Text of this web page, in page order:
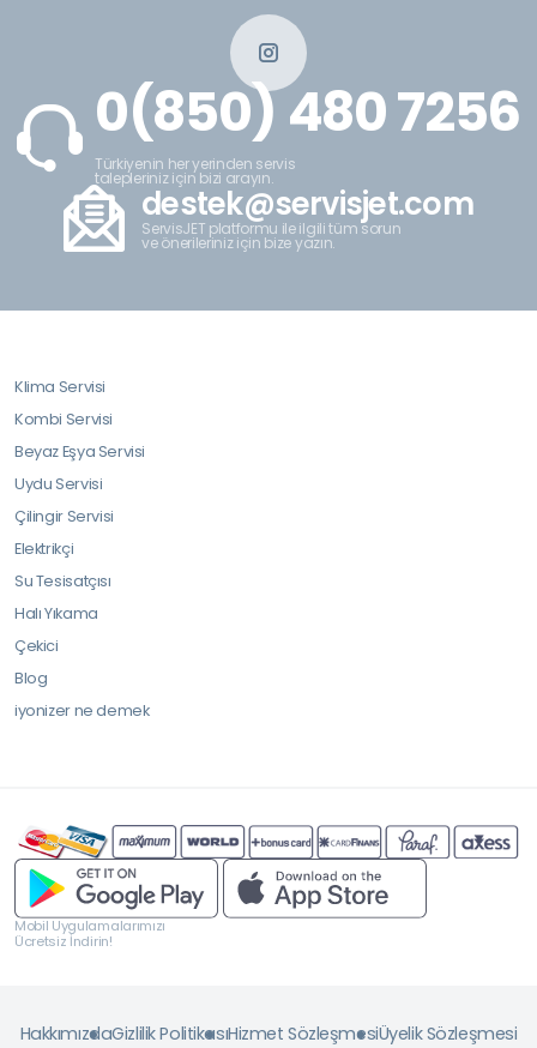
0(850) 480 7256
Türkiyenin her yerinden servis
talepleriniz için bizi arayın.
destek@servisjet.com
ServisJET platformu ile ilgili tüm sorun
ve önerileriniz için bize yazın.
Klima Servisi
Kombi Servisi
Beyaz Eşya Servisi
Uydu Servisi
Çilingir Servisi
Elektrikçi
Su Tesisatçısı
Halı Yıkama
Çekici
Blog
iyonizer ne demek
Mobil Uygulamalarımızı
Ücretsiz İndirin!
HakkımızdaGizlilik PolitikasıHizmet SözleşmesiÜyelik Sözleşmesi